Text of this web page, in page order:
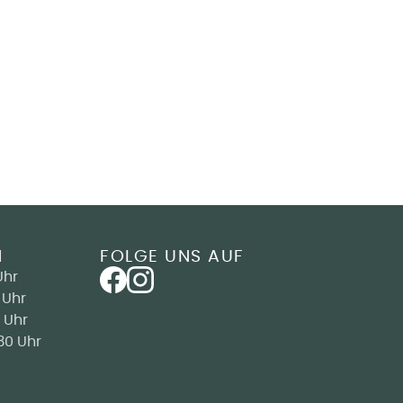
Uhr
Uhr
FOLGE UNS AUF